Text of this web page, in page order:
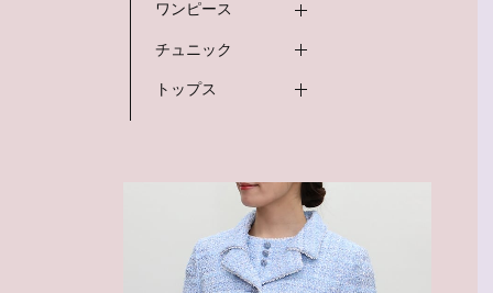
ワンピース
チュニック
トップス